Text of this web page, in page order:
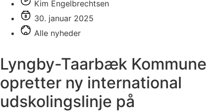
Kim Engelbrechtsen
30. januar 2025
Alle nyheder
Lyngby-Taarbæk Kommune
opretter ny international
udskolingslinje på